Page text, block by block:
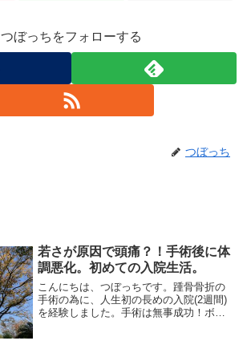
つぼっちをフォローする
つぼっち
若さが原因で頭痛？！手術後に体
調悪化。初めての入院生活。
こんにちは、つぼっちです。踵骨骨折の
手術の為に、人生初の長めの入院(2週間)
を経験しました。手術は無事成功！ボル